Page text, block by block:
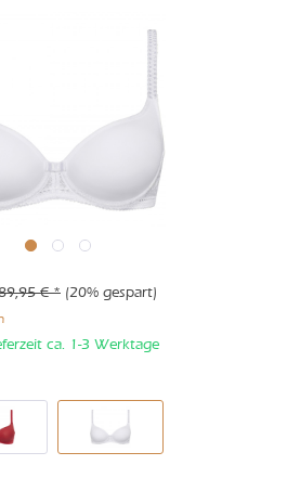
€ * (20% gespart)
ca. 1-3 Werktage